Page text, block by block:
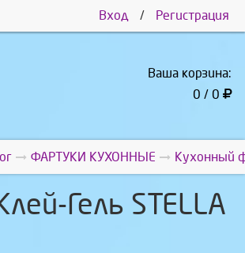
Вход / Регистрация
Ваша корзина:
0 / 0
ФАРТУКИ КУХОННЫЕ Кухонный
Гель STELLA